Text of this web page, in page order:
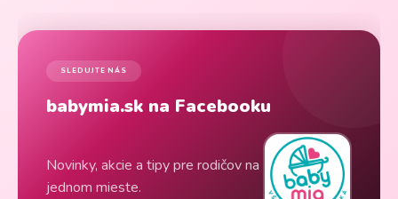
SLEDUJTE NÁS
babymia.sk na Facebooku
Novinky, akcie a tipy pre rodičov na
jednom mieste.